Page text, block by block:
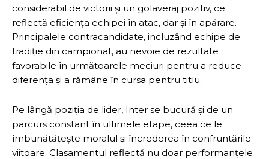
considerabil de victorii și un golaveraj pozitiv, ce
reflectă eficiența echipei în atac, dar și în apărare.
Principalele contracandidate, incluzând echipe de
tradiție din campionat, au nevoie de rezultate
favorabile în următoarele meciuri pentru a reduce
diferența și a rămâne în cursa pentru titlu.
Pe lângă poziția de lider, Inter se bucură și de un
parcurs constant în ultimele etape, ceea ce le
îmbunătățește moralul și încrederea în confruntările
viitoare. Clasamentul reflectă nu doar performanțele